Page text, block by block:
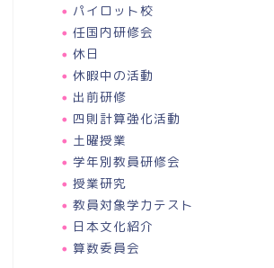
パイロット校
任国内研修会
休日
休暇中の活動
出前研修
四則計算強化活動
土曜授業
学年別教員研修会
授業研究
教員対象学力テスト
日本文化紹介
算数委員会